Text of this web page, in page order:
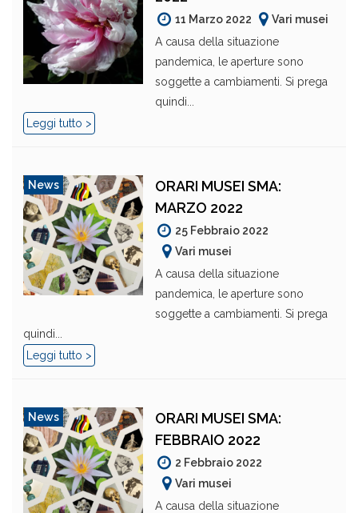
11 Marzo 2022
Vari musei
A causa della situazione
pandemica, le aperture sono
soggette a cambiamenti. Si prega
quindi...
Leggi tutto >
News
ORARI MUSEI SMA:
MARZO 2022
25 Febbraio 2022
Vari musei
A causa della situazione
pandemica, le aperture sono
soggette a cambiamenti. Si prega
quindi...
Leggi tutto >
News
ORARI MUSEI SMA:
FEBBRAIO 2022
2 Febbraio 2022
Vari musei
A causa della situazione